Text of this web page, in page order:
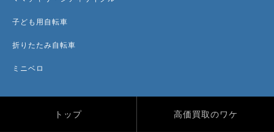
子ども用自転車
折りたたみ自転車
ミニベロ
トップ 高価買取のワケ